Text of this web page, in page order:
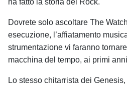
Dovrete solo ascoltare The
esecuzione, l’affiatamento
strumentazione vi faranno
macchina del tempo, ai primi
Lo stesso chitarrista dei